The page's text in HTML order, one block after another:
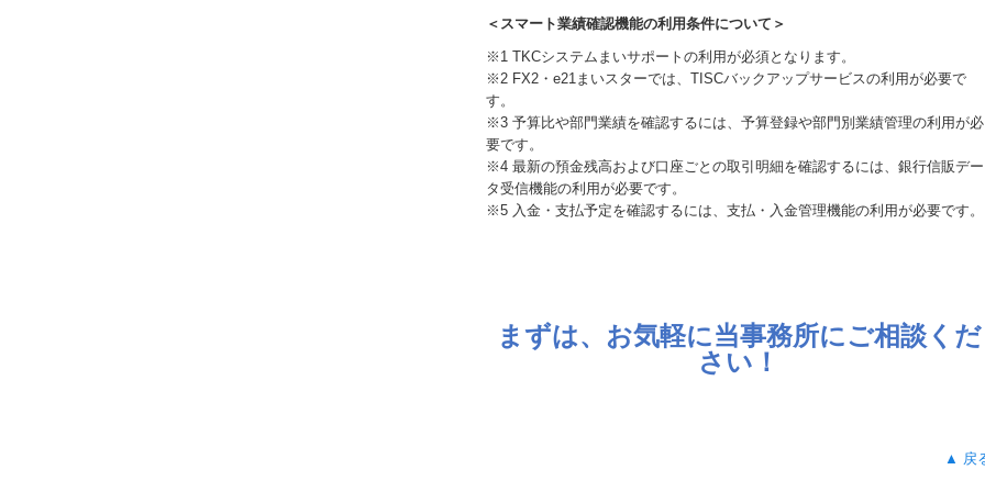
＜スマート業績確認機能の利用条件について＞
※1 TKCシステムまいサポートの利用が必須となります。
※2 FX2・e21まいスターでは、TISCバックアップサービスの利用が必要で
す。
※3 予算比や部門業績を確認するには、予算登録や部門別業績管理の利用が必
要です。
※4 最新の預金残高および口座ごとの取引明細を確認するには、銀行信販デー
タ受信機能の利用が必要です。
※5 入金・支払予定を確認するには、支払・入金管理機能の利用が必要です。
まずは、お気軽に当事務所にご相談くだ
さい！
▲ 戻